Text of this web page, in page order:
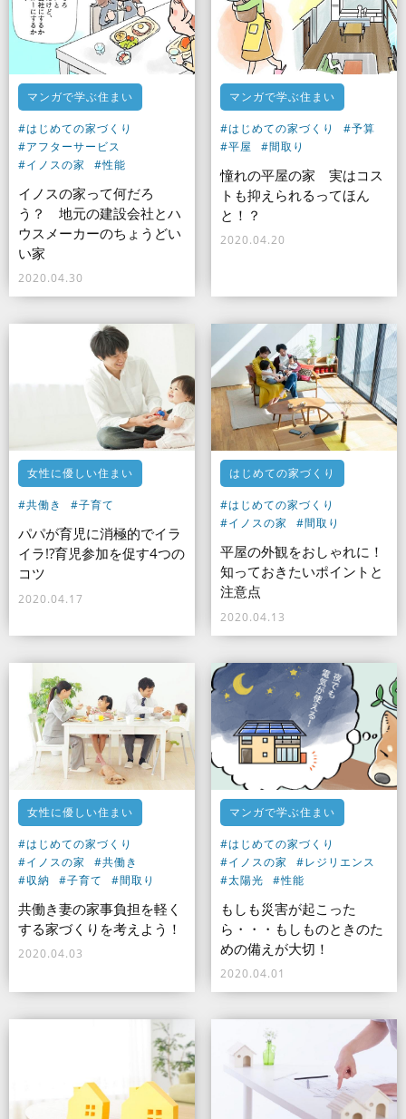
マンガで学ぶ住まい
#はじめての家づくり
#アフターサービス
#イノスの家
#性能
イノスの家って何だろ
う？ 地元の建設会社とハ
ウスメーカーのちょうどい
い家
2020.04.30
マンガで学ぶ住まい
#はじめての家づくり
#予算
#平屋
#間取り
憧れの平屋の家 実はコス
トも抑えられるってほん
と！？
2020.04.20
女性に優しい住まい
#共働き #子育て
パパが育児に消極的でイラ
イラ!?育児参加を促す4つの
コツ
2020.04.17
はじめての家づくり
#はじめての家づくり
#イノスの家
#間取り
平屋の外観をおしゃれに！
知っておきたいポイントと
注意点
2020.04.13
女性に優しい住まい
#はじめての家づくり
#イノスの家
#共働き
#収納
#子育て #間取り
共働き妻の家事負担を軽く
する家づくりを考えよう！
2020.04.03
マンガで学ぶ住まい
#はじめての家づくり
#イノスの家
#レジリエンス
#太陽光
#性能
もしも災害が起こった
ら・・・もしものときのた
めの備えが大切！
2020.04.01